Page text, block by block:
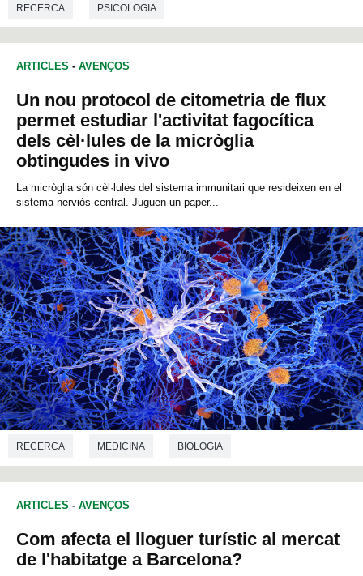
RECERCA PSICOLOGIA
ARTICLES - AVENÇOS
Un nou protocol de citometria de flux
permet estudiar l'activitat fagocítica
dels cèl·lules de la micròglia
obtingudes in vivo
La micròglia són cèl·lules del sistema immunitari que resideixen en el
sistema nerviós central. Juguen un paper...
RECERCA MEDICINA BIOLOGIA
ARTICLES - AVENÇOS
Com afecta el lloguer turístic al mercat
de l'habitatge a Barcelona?